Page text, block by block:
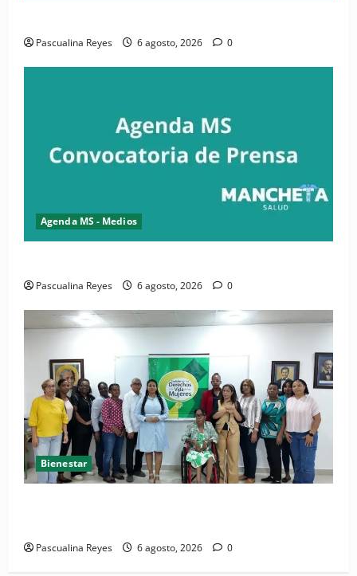
Pascualina Reyes 6 agosto, 2026 0
Agenda MS - Medios
Pascualina Reyes 6 agosto, 2026 0
Bienestar
Pascualina Reyes 6 agosto, 2026 0